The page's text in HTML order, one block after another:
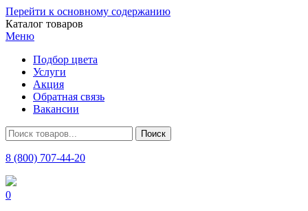
Перейти к основному содержанию
Каталог товаров
Меню
Подбор цвета
Услуги
Акция
Обратная связь
Вакансии
8 (800) 707-44-20
0